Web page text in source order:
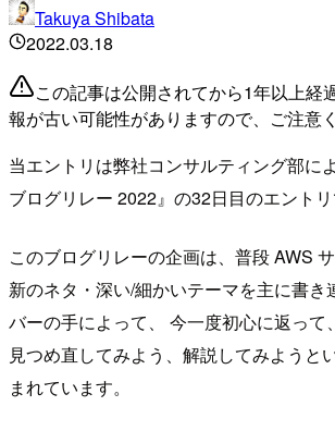
Takuya Shibata
2022.03.18
この記事は公開されてから1年以上経
報が古い可能性がありますので、ご注意
当エントリは弊社コンサルティング部に
ブログリレー 2022』の32日目のエントリ
このブログリレーの企画は、普段 AWS
新のネタ・深い/細かいテーマを主に書き
バーの手によって、 今一度初心に返って
見つめ直してみよう、解説してみようと
まれています。